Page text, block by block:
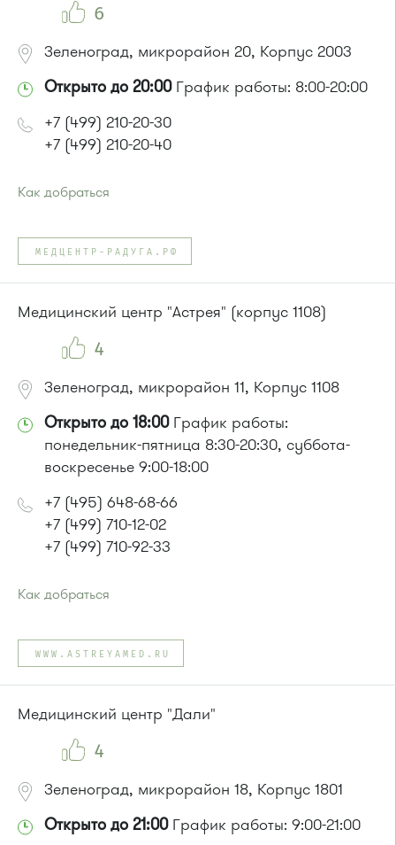
Маршрутка № 419м, 476м, 720м
6
Зеленоград, микрорайон 20, Корпус 2003
Открыто до 20:00График работы: 8:00-20:00
+7 (499) 210-20-30
+7 (499) 210-20-40
Как добраться
Автобусы № 22, 28, 32, 400к, 28.
Маршрутка № 707м
или до остановки"Корпус 1645":
Маршрутка № 707м
МЕДЦЕНТР-РАДУГА.РФ
Медицинский центр "Астрея" (корпус 1108)
4
Зеленоград, микрорайон 11, Корпус 1108
Открыто до 18:00График работы:
понедельник-пятница 8:30-20:30, суббота-
воскресенье 9:00-18:00
+7 (495) 648-68-66
+7 (499) 710-12-02
+7 (499) 710-92-33
Как добраться
Автобус № 4
или до остановки"12 микрорайон"
Автобусы № 1, 4, 8, 10, 12, 13, 15, 23, 29, 312, 377, 390, 476,
Маршрутка № 127, 128, 312, 377, 390, 408м, 431м, 476, 476м,
720м, 900, 903
WWW.ASTREYAMED.RU
Медицинский центр "Дали"
4
Зеленоград, микрорайон 18, Корпус 1801
Открыто до 21:00График работы: 9:00-21:00